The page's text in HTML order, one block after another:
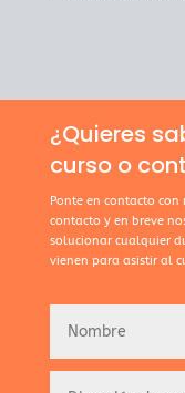
¿Quieres
curso o
Ponte en contacto
contacto y en breve
solucionar cualquier
vienen para asistir al